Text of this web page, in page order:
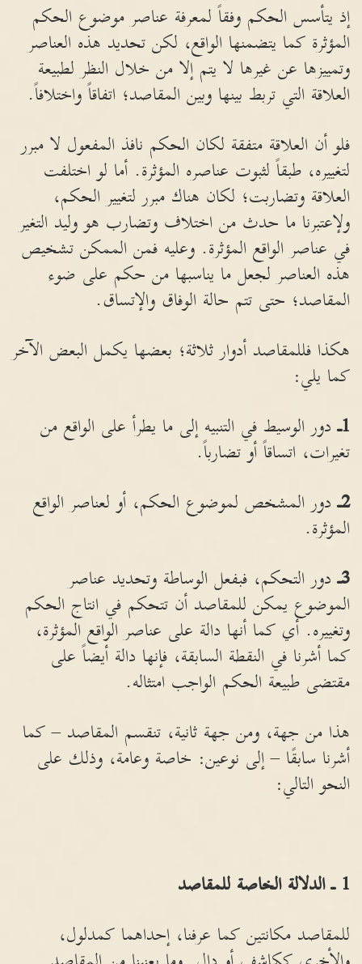
إذ يتأسس الحكم وفقاً لمعرفة عناصر موضوع الحكم
المؤثرة كما يتضمنها الواقع، لكن تحديد هذه العناصر
وتمييزها عن غيرها لا يتم إلا من خلال النظر لطبيعة
العلاقة التي تربط بينها وبين المقاصد؛ اتفاقاً واختلافاً.
فلو أن العلاقة متفقة لكان الحكم نافذ المفعول لا مبرر
لتغييره، طبقاً لثبوت عناصره المؤثرة. أما لو اختلفت
العلاقة وتضاربت؛ لكان هناك مبرر لتغيير الحكم،
ولإعتبرنا ما حدث من اختلاف وتضارب هو وليد التغير
في عناصر الواقع المؤثرة. وعليه فمن الممكن تشخيص
هذه العناصر لجعل ما يناسبها من حكم على ضوء
المقاصد؛ حتى تتم حالة الوفاق والإتساق.
هكذا فللمقاصد أدوار ثلاثة؛ بعضها يكمل البعض الآخر
كما يلي:
1ـدور الوسيط في التنبيه إلى ما يطرأ على الواقع من
تغيرات، اتساقاً أو تضارباً.
2ـدور المشخص لموضوع الحكم، أو لعناصر الواقع
المؤثرة.
3ـدور التحكم، فبفعل الوساطة وتحديد عناصر
الموضوع يمكن للمقاصد أن تتحكم في انتاج الحكم
وتغييره. أي كما أنها دالة على عناصر الواقع المؤثرة،
كما أشرنا في النقطة السابقة، فإنها دالة أيضاً على
مقتضى طبيعة الحكم الواجب امتثاله.
هذا من جهة، ومن جهة ثانية، تنقسم المقاصد – كما
أشرنا سابقًا – إلى نوعين: خاصة وعامة، وذلك على
النحو التالي:
1 ـ الدلالة الخاصة للمقاصد
للمقاصد مكانتين كما عرفنا، إحداهما كمدلول،